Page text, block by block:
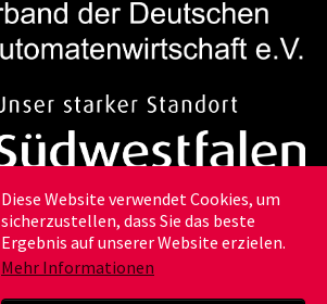
Diese Website verwendet Cookies, um
sicherzustellen, dass Sie das beste
Ergebnis auf unserer Website erzielen.
Mehr Informationen